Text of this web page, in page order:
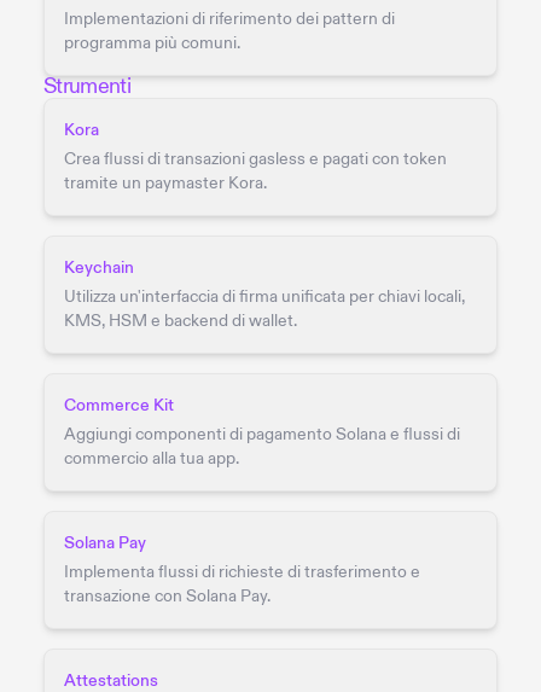
Implementazioni di riferimento dei pattern di
programma più comuni.
Strumenti
Kora
Crea flussi di transazioni gasless e pagati con token
tramite un paymaster Kora.
Keychain
Utilizza un'interfaccia di firma unificata per chiavi locali,
KMS, HSM e backend di wallet.
Commerce Kit
Aggiungi componenti di pagamento Solana e flussi di
commercio alla tua app.
Solana Pay
Implementa flussi di richieste di trasferimento e
transazione con Solana Pay.
Attestations